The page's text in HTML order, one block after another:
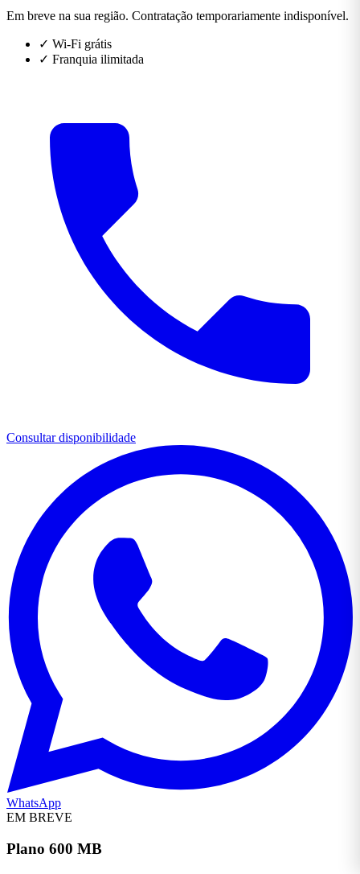
Em breve na sua região. Contratação temporariamente indisponível.
✓ Wi-Fi grátis
✓ Franquia ilimitada
Consultar disponibilidade
WhatsApp
EM BREVE
Plano 600 MB